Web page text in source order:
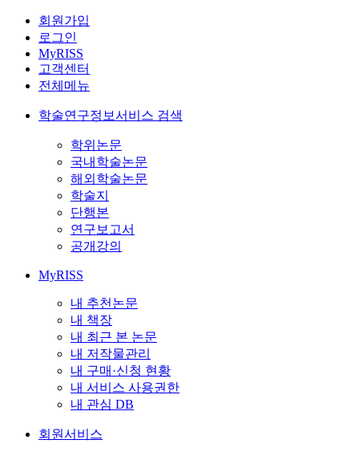
회원가입
로그인
MyRISS
고객센터
전체메뉴
학술연구정보서비스 검색
학위논문
국내학술논문
해외학술논문
학술지
단행본
연구보고서
공개강의
MyRISS
내 추천논문
내 책장
내 최근 본 논문
내 저작물관리
내 구매·신청 현황
내 서비스 사용권한
내 관심 DB
회원서비스